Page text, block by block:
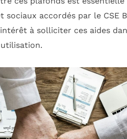
sociaux accordés par le CSE
à solliciter ces aides